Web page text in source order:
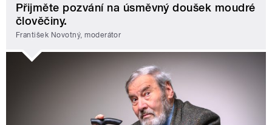
Přijměte pozvání na úsměvný doušek moudré
člověčiny.
František Novotný, moderátor